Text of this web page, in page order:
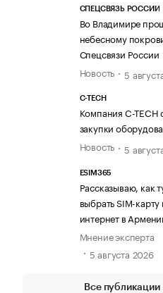
СПЕЦСВЯЗЬ РОССИИ
Во Владимире
небесному
Спецсвязи России
Новость
5
C-TECH
Компания C-TECH
закупки
Новость
5
ESIM365
Рассказываю, как
выбрать SIM-
интернет в
Мнение эксперта
5 августа 2026
Все публикации